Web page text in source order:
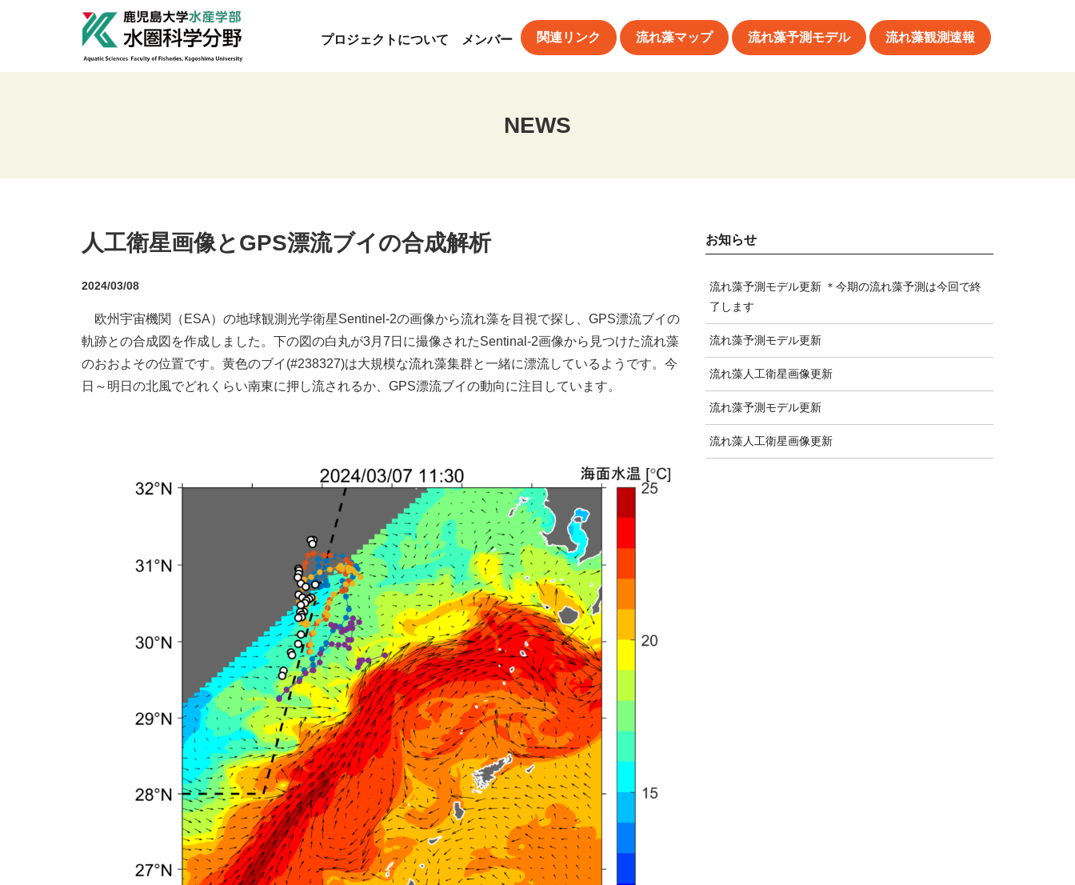
プロジェクトについて メンバー 関連リンク 流れ藻マップ 流れ藻予測モデル 流れ藻観測速報
NEWS
人工衛星画像とGPS漂流ブイの合成解析
2024/03/08
欧州宇宙機関（ESA）の地球観測光学衛星Sentinel-2の画像から流れ藻を目視で探し、GPS漂流ブイの
軌跡との合成図を作成しました。下の図の白丸が3月7日に撮像されたSentinal-2画像から見つけた流れ藻
のおおよその位置です。黄色のブイ(#238327)は大規模な流れ藻集群と一緒に漂流しているようです。今
日～明日の北風でどれくらい南東に押し流されるか、GPS漂流ブイの動向に注目しています。
お知らせ
流れ藻予測モデル更新 ＊今期の流れ藻予測は今回で終
了します
流れ藻予測モデル更新
流れ藻人工衛星画像更新
流れ藻予測モデル更新
流れ藻人工衛星画像更新